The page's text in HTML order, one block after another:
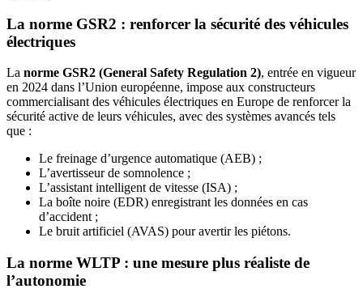
La norme GSR2 : renforcer la sécurité des véhicules
électriques
La norme GSR2 (General Safety Regulation 2), entrée en vigueur
en 2024 dans l’Union européenne, impose aux constructeurs
commercialisant des véhicules électriques en Europe de renforcer la
sécurité active de leurs véhicules, avec des systèmes avancés tels
que :
Le freinage d’urgence automatique (AEB) ;
L’avertisseur de somnolence ;
L’assistant intelligent de vitesse (ISA) ;
La boîte noire (EDR) enregistrant les données en cas
d’accident ;
Le bruit artificiel (AVAS) pour avertir les piétons.
La norme WLTP : une mesure plus réaliste de
l’autonomie